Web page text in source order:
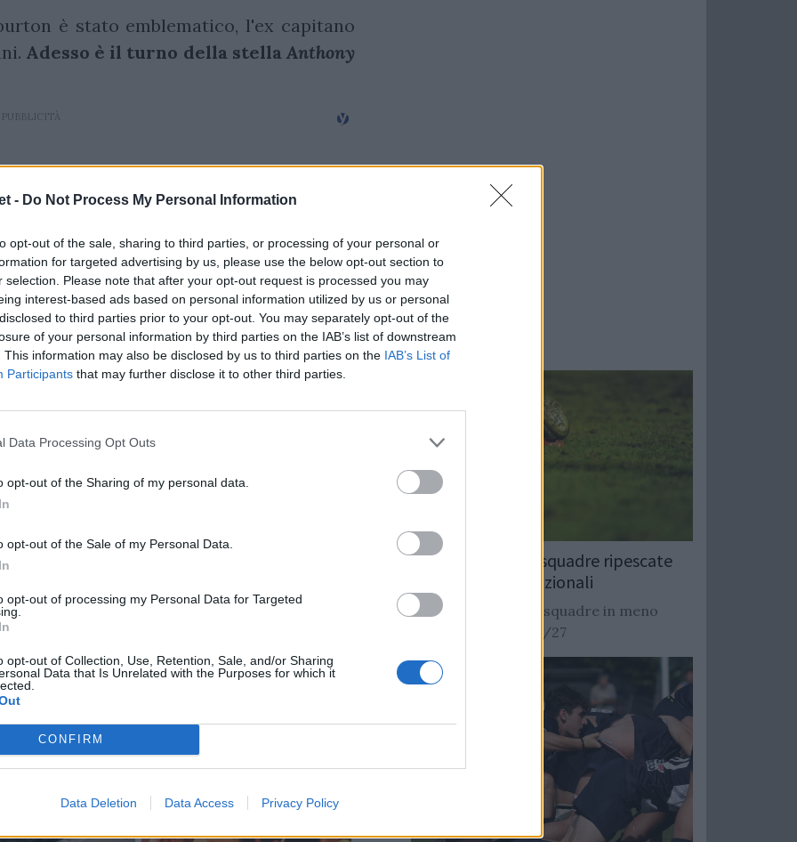
- Do Not Process My Personal Information
opt-out of the sale, sharing to third parties, or processing of your personal or
for targeted advertising by us, please use the below opt-out section to
selection. Please note that after your opt-out request is processed you may
interest-based ads based on personal information utilized by us or personal
to third parties prior to your opt-out. You may separately opt-out of the
of your personal information by third parties on the IAB’s list of downstream
This information may also be disclosed by us to third parties on the IAB’s List of
Participants that may further disclose it to other third parties.
Data Processing Opt Outs
opt-out of the Sharing of my personal data.
opt-out of the Sale of my Personal Data.
opt-out of processing my Personal Data for Targeted
opt-out of Collection, Use, Retention, Sale, and/or Sharing
Data that Is Unrelated with the Purposes for which it
CONFIRM
Data Deletion Data Access Privacy Policy
è stato emblematico, l'ex capitano
Adesso è il turno della stellaAnthony
cm per 93 kg), con all'attivo 56 caps e 23
l'addio ieri adducendo come motivo
non essersi ripreso del tutto.
Rugby: Record di squadre ripescate
nei campionati nazionali
Si stimano oltre 20 squadre in meno
dalla stagione 2026/27